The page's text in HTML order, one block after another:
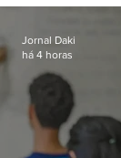
Bangu
Jornal Daki
há 4 horas